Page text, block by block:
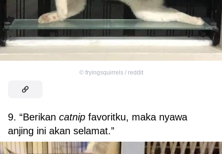
© fryingsquirrels / reddit
9. “Berikan catnip favoritku, maka nyawa
anjing ini akan selamat.”